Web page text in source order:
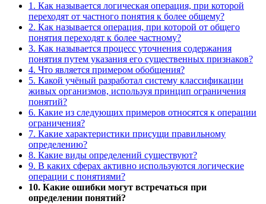
1. Как называется логическая операция, при которой
переходят от частного понятия к более общему?
2. Как называется операция, при которой от общего
понятия переходят к более частному?
3. Как называется процесс уточнения содержания
понятия путем указания его существенных признаков?
4. Что является примером обобщения?
5. Какой учёный разработал систему классификации
живых организмов, используя принцип ограничения
понятий?
6. Какие из следующих примеров относятся к операции
ограничения?
7. Какие характеристики присущи правильному
определению?
8. Какие виды определений существуют?
9. В каких сферах активно используются логические
операции с понятиями?
10. Какие ошибки могут встречаться при
определении понятий?